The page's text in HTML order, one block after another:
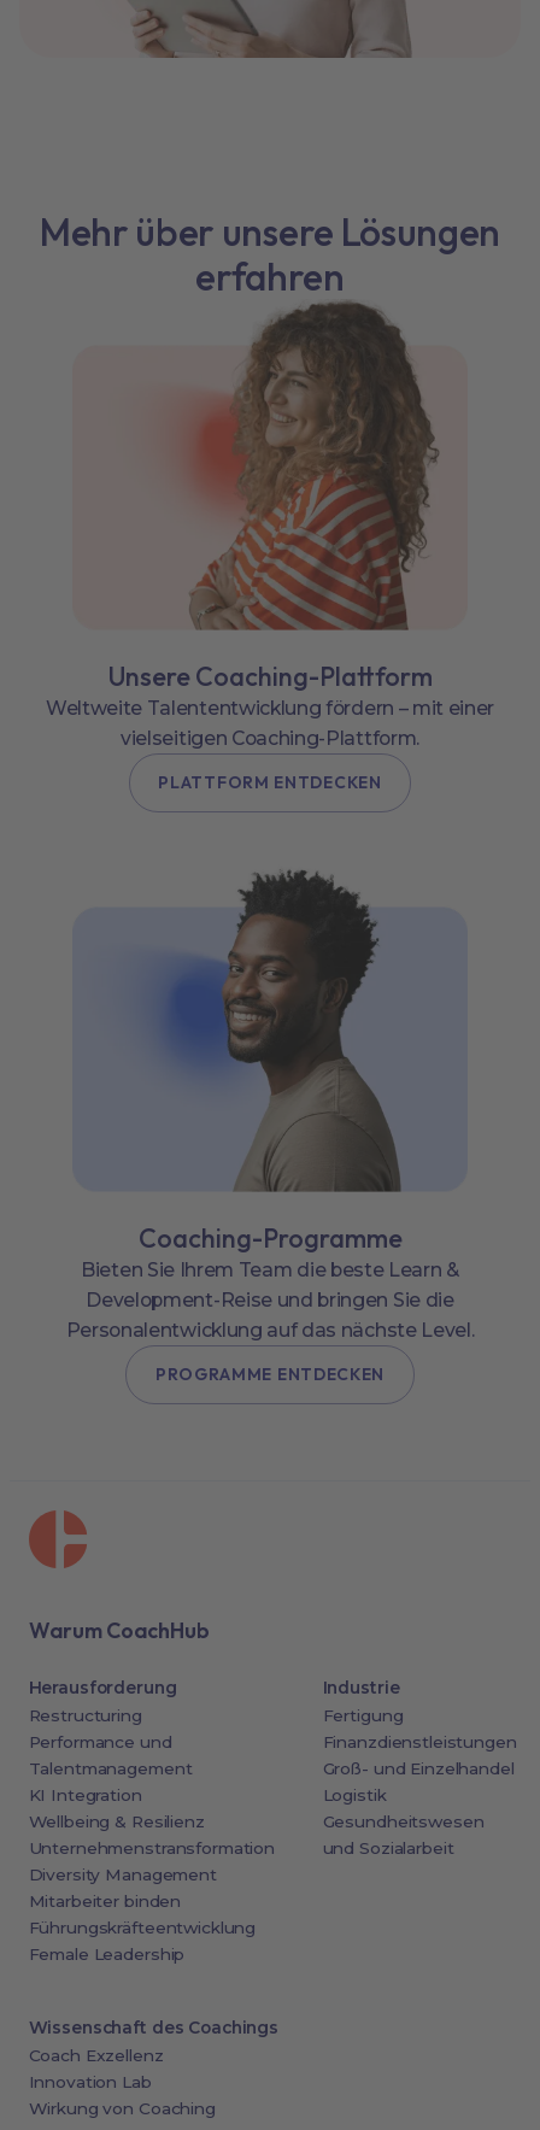
Mehr über unsere Lösungen
erfahren
Unsere Coaching-Plattform
Weltweite Talententwicklung fördern – mit einer
vielseitigen Coaching-Plattform.
PLATTFORM ENTDECKEN
Coaching-Programme
Bieten Sie Ihrem Team die beste Learn &
Development-Reise und bringen Sie die
Personalentwicklung auf das nächste Level.
PROGRAMME ENTDECKEN
Warum CoachHub
Herausforderung
Restructuring
Performance und
Talentmanagement
KI Integration
Wellbeing & Resilienz
Unternehmenstransformation
Diversity Management
Mitarbeiter binden
Führungskräfteentwicklung
Female Leadership
Industrie
Fertigung
Finanzdienstleistungen
Groß- und Einzelhandel
Logistik
Gesundheitswesen
und Sozialarbeit
Wissenschaft des Coachings
Coach Exzellenz
Innovation Lab
Wirkung von Coaching